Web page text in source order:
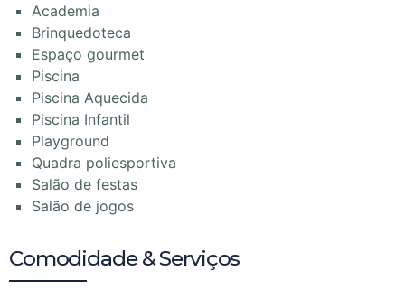
Academia
Brinquedoteca
Espaço gourmet
Piscina
Piscina Aquecida
Piscina Infantil
Playground
Quadra poliesportiva
Salão de festas
Salão de jogos
Comodidade & Serviços